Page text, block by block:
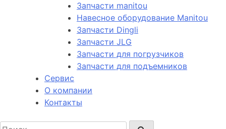
Запчасти manitou
Навесное оборудование Manitou
Запчасти Dingli
Запчасти JLG
Запчасти для погрузчиков
Запчасти для подъемников
Cервис
О компании
Контакты